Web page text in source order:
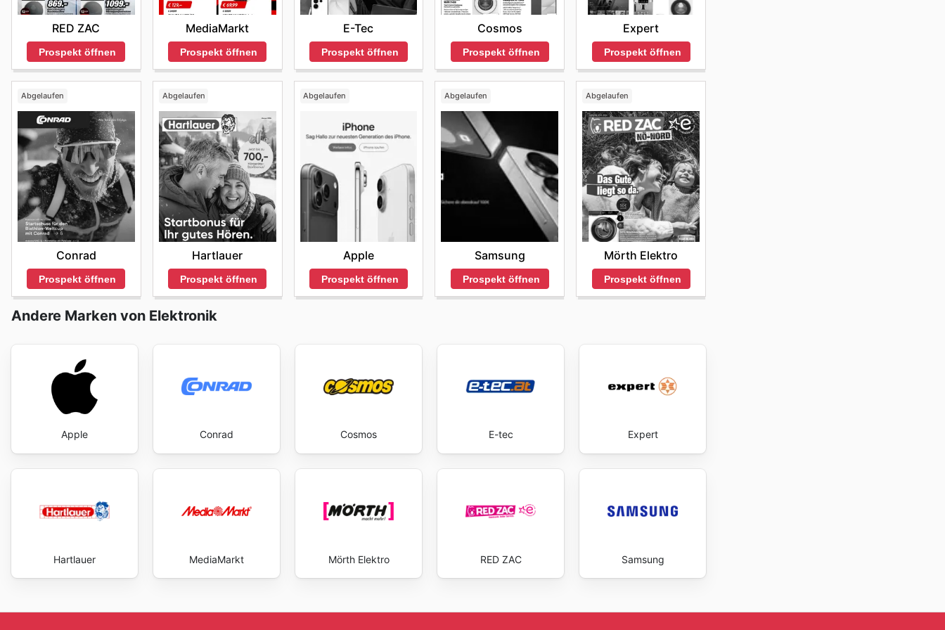
RED ZAC
Prospekt öffnen
MediaMarkt
Prospekt öffnen
E-Tec
Prospekt öffnen
Cosmos
Prospekt öffnen
Expert
Prospekt öffnen
Abgelaufen
Conrad
Prospekt öffnen
Abgelaufen
Hartlauer
Prospekt öffnen
Abgelaufen
Apple
Prospekt öffnen
Abgelaufen
Samsung
Prospekt öffnen
Abgelaufen
Mörth Elektro
Prospekt öffnen
Andere Marken von Elektronik
Apple Conrad Cosmos E-tec Expert
Hartlauer MediaMarkt Mörth Elektro RED ZAC Samsung